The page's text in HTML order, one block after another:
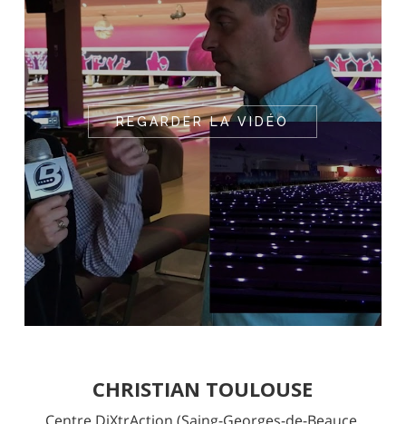
REGARDER LA VIDÉO
CHRISTIAN TOULOUSE